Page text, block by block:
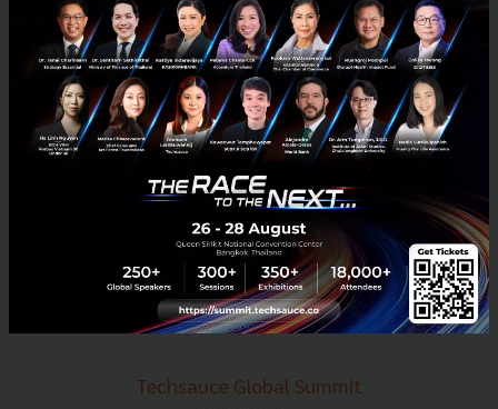
E-mail :contact@techsauce.co
Tel : 02-001-5375
Mobile : 06-4658-9500
Techsauce Media
About Techsauce
Techsauce Services
Privacy Policy
ส่งบทความ
Techsauce Global Summit